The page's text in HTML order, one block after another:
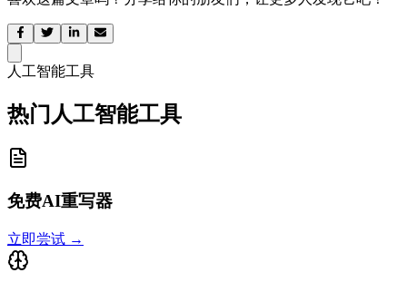
人工智能工具
热门人工智能工具
免费AI重写器
立即尝试 →